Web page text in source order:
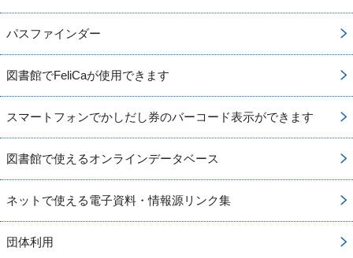
パスファインダー
図書館でFeliCaが使用できます
スマートフォンでかしだし券のバーコード表示ができます
図書館で使えるオンラインデータベース
ネットで使える電子資料・情報源リンク集
団体利用